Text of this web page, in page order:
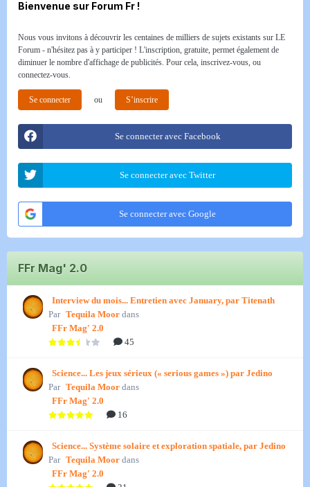
Bienvenue sur Forum Fr !
Nous vous invitons à découvrir les centaines de milliers de sujets existants sur LE
Forum - n'hésitez pas à y participer ! L'inscription, gratuite, permet également de
diminuer le nombre d'affichage de publicités. Pour cela, inscrivez-vous, ou
connectez-vous.
Se connecter ou S’inscrire
Se connecter avec Facebook
Se connecter avec Twitter
Se connecter avec Google
FFr Mag' 2.0
Interview du mois... Entretien avec January, par Titenath
Par Tequila Moor dans
FFr Mag' 2.0
45
Science... Les jeux sérieux (« serious games ») par Jedino
Par Tequila Moor dans
FFr Mag' 2.0
16
Science... Système solaire et exploration spatiale, par Jedino
Par Tequila Moor dans
FFr Mag' 2.0